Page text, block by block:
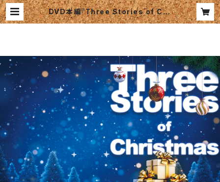
DVD本編『Three Stories of Chr
istmas〜貴方の叶えたい夢は、なん